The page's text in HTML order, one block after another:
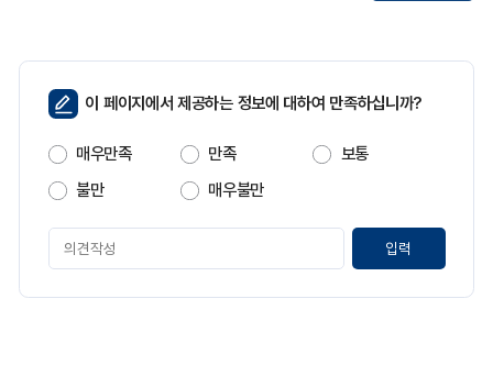
페
이
지
만
족
이 페이지에서 제공하는 정보에 대하여 만족하십니까?
매우만족 만족
보통
불만
매우불만
페
만